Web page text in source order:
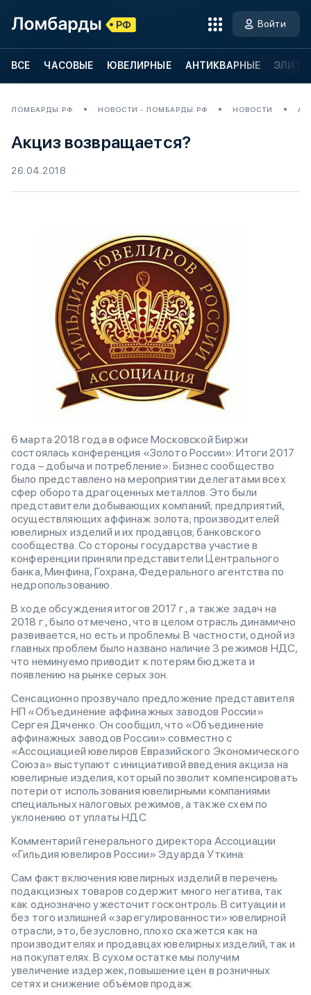
Войти
ВСЕ ЧАСОВЫЕ ЮВЕЛИРНЫЕ АНТИКВАРНЫЕ
ЛОМБАРДЫ.РФ НОВОСТИ - ЛОМБАРДЫ.РФ НОВОСТИ
Акциз возвращается?
26.04.2018
6 марта 2018 года в офисе Московской Биржи
состоялась конференция «Золото России»: Итоги 2017
года – добыча и потребление». Бизнес сообщество
было представлено на мероприятии делегатами всех
сфер оборота драгоценных металлов. Это были
представители добывающих компаний; предприятий,
осуществляющих аффинаж золота; производителей
ювелирных изделий и их продавцов; банковского
сообщества. Со стороны государства участие в
конференции приняли представители Центрального
банка, Минфина, Гохрана, Федерального агентства по
недропользованию.
В ходе обсуждения итогов 2017 г., а также задач на
2018 г., было отмечено, что в целом отрасль динамично
развивается, но есть и проблемы. В частности, одной из
главных проблем было названо наличие 3 режимов НДС,
что неминуемо приводит к потерям бюджета и
появлению на рынке серых зон.
Сенсационно прозвучало предложение представителя
НП «Объединение аффинажных заводов России»
Сергея Дяченко. Он сообщил, что «Объединение
аффинажных заводов России» совместно с
«Ассоциацией ювелиров Евразийского Экономического
Союза» выступают с инициативой введения акциза на
ювелирные изделия, который позволит компенсировать
потери от использования ювелирными компаниями
специальных налоговых режимов, а также схем по
уклонению от уплаты НДС.
Комментарий генерального директора Ассоциации
«Гильдия ювелиров России» Эдуарда Уткина:
Сам факт включения ювелирных изделий в перечень
подакцизных товаров содержит много негатива, так
как однозначно ужесточит госконтроль. В ситуации и
без того излишней «зарегулированности» ювелирной
отрасли, это, безусловно, плохо скажется как на
производителях и продавцах ювелирных изделий, так и
на покупателях. В сухом остатке мы получим
увеличение издержек, повышение цен в розничных
сетях и снижение объёмов продаж.